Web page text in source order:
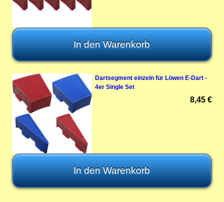
Dartsegment einzeln für Löwen E-Dart -
4er Single Set
8,45 €